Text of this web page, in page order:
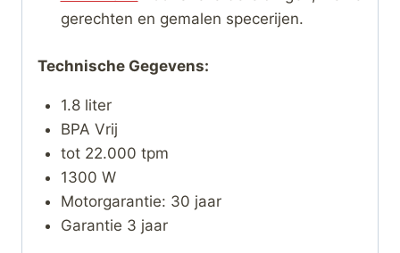
gerechten en gemalen specerijen.
Technische Gegevens:
1.8 liter
BPA Vrij
tot 22.000 tpm
1300 W
Motorgarantie: 30 jaar
Garantie 3 jaar